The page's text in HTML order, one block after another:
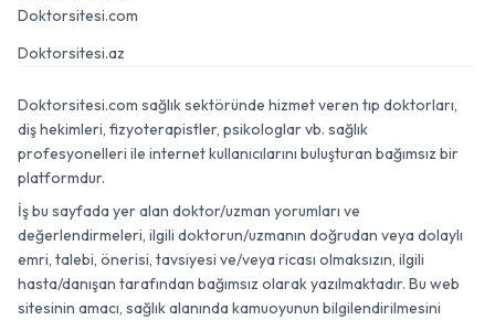
Doktorsitesi.com
Doktorsitesi.az
Doktorsitesi.com sağlık sektöründe hizmet veren tıp doktorları,
diş hekimleri, fizyoterapistler, psikologlar vb. sağlık
profesyonelleri ile internet kullanıcılarını buluşturan bağımsız bir
platformdur.
İş bu sayfada yer alan doktor/uzman yorumları ve
değerlendirmeleri, ilgili doktorun/uzmanın doğrudan veya dolaylı
emri, talebi, önerisi, tavsiyesi ve/veya ricası olmaksızın, ilgili
hasta/danışan tarafından bağımsız olarak yazılmaktadır. Bu web
sitesinin amacı, sağlık alanında kamuoyunun bilgilendirilmesini